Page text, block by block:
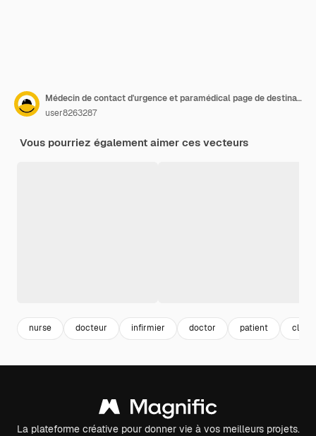
Médecin de contact d'urgence et paramédical page de destination de la bannière d'illustration vectorielle plate
user8263287
Vous pourriez également aimer ces vecteurs
nurse docteur infirmier doctor patient
La plateforme créative pour donner vie à vos meilleurs projets.